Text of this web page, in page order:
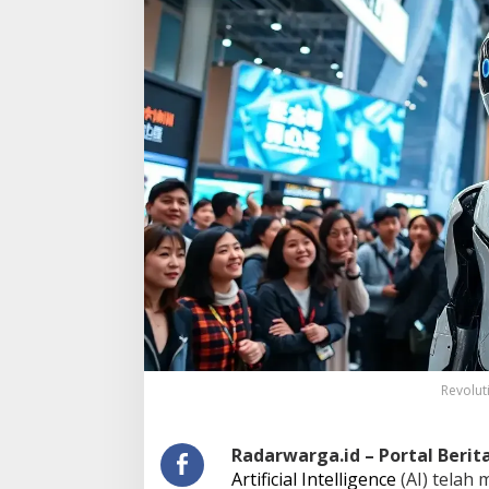
Radarwarga.id – Portal
Artificial Intelligence (AI) telah